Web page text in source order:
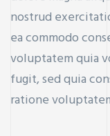
nostrud
ea commodo
voluptatem quia
fugit, sed quia
ratione